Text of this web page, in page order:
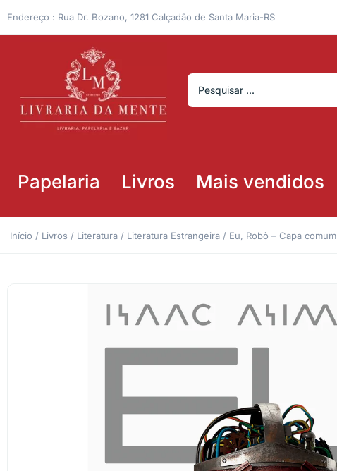
Endereço : Rua Dr. Bozano, 1281 Calçadão de Santa Maria-RS
Papelaria Livros Mais vendidos
Início / Livros / Literatura / Literatura Estrangeira / Eu, Robô – Capa comum